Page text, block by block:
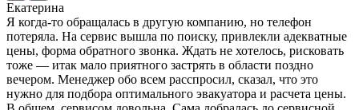
Екатерина
Я когда-то обращалась в другую компанию, но телефон
потеряла. На сервис вышла по поиску, привлекли адекватные
цены, форма обратного звонка. Ждать не хотелось, рисковать
тоже — итак мало приятного застрять в области поздно
вечером. Менеджер обо всем расспросил, сказал, что это
нужно для подбора оптимального эвакуатора и расчета цены.